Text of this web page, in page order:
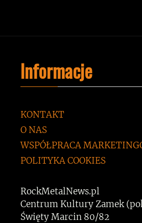
Informacje
KONTAKT
O NAS
WSPÓŁPRACA
POLITYKA COOKIES
RockMetalNews.pl
Centrum Kultury Zamek
Święty Marcin 80/82